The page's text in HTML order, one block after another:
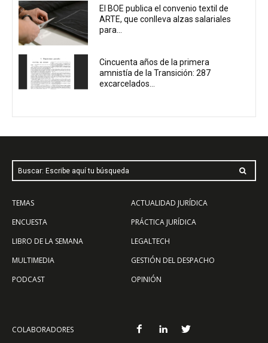
El BOE publica el convenio textil de
ARTE, que conlleva alzas salariales
para...
Cincuenta años de la primera
amnistía de la Transición: 287
excarcelados...
Buscar: Escribe aquí tu búsqueda
TEMAS
ENCUESTA
LIBRO DE LA SEMANA
MULTIMEDIA
PODCAST
ACTUALIDAD JURÍDICA
PRÁCTICA JURÍDICA
LEGALTECH
GESTIÓN DEL DESPACHO
OPINIÓN
COLABORADORES